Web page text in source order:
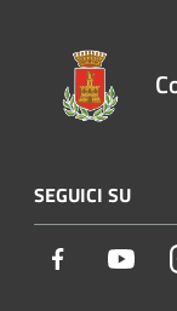
SEGUICI SU
Facebook